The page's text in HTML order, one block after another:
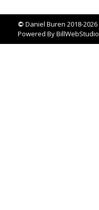
© Daniel Buren 2018-2026
Powered ByBillWebStudio